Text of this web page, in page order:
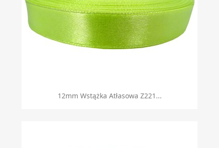
12mm Wstążka Atłasowa Z221...